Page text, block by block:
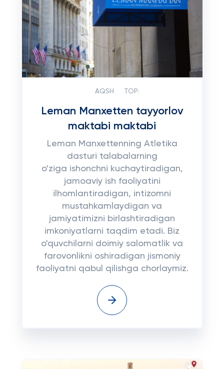
AQSH TOP:
Leman Manxetten tayyorlov
maktabi maktabi
Leman Manxettenning Atletika
dasturi talabalarning
o'ziga ishonchni kuchaytiradigan,
jamoaviy ish faoliyatini
ilhomlantiradigan, intizomni
mustahkamlaydigan va
jamiyatimizni birlashtiradigan
imkoniyatlarni taqdim etadi. Biz
o'quvchilarni doimiy salomatlik va
farovonlikni oshiradigan jismoniy
faoliyatni qabul qilishga chorlaymiz.